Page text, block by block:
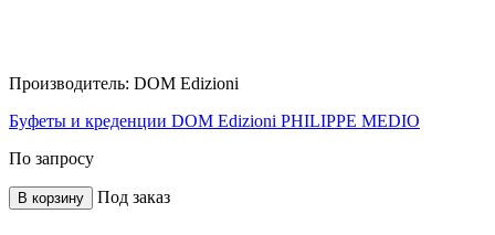
Производитель: DOM Edizioni
Буфеты и креденции DOM Edizioni PHILIPPE MEDIO
По запросу
В корзину Под заказ